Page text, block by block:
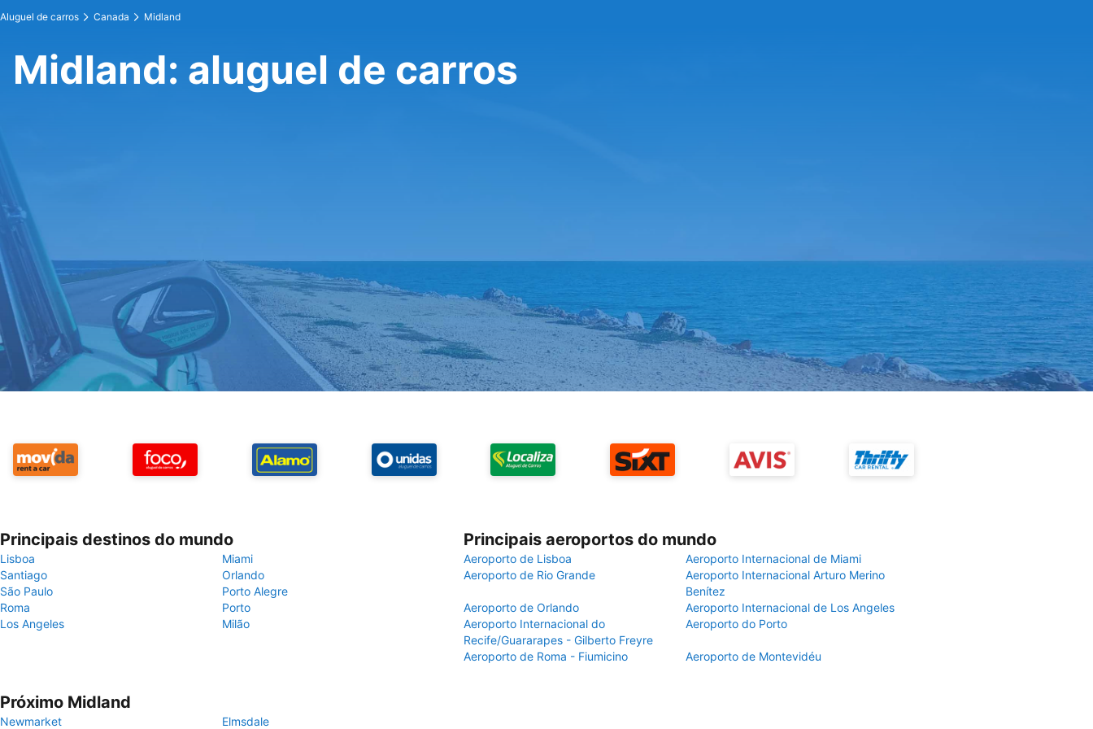
Aluguel de carros Canada Midland
Midland: aluguel de carros
Principais destinos do mundo
Lisboa
Miami
Santiago
Orlando
São Paulo
Porto Alegre
Roma
Porto
Los Angeles
Milão
Principais aeroportos do mundo
Aeroporto de Lisboa
Aeroporto Internacional de Miami
Aeroporto de Rio Grande
Aeroporto Internacional Arturo Merino
Benítez
Aeroporto de Orlando
Aeroporto Internacional de Los Angeles
Aeroporto Internacional do
Recife/Guararapes - Gilberto Freyre
Aeroporto do Porto
Aeroporto de Roma - Fiumicino Aeroporto de Montevidéu
Próximo Midland
Newmarket Elmsdale